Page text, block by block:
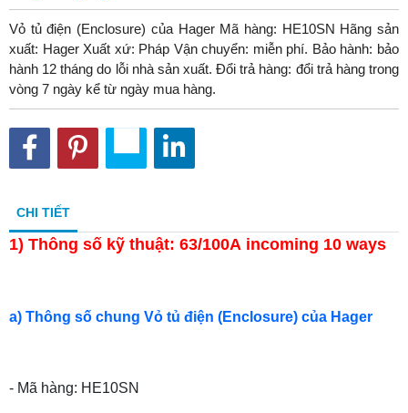
Vỏ tủ điện (Enclosure) của Hager Mã hàng: HE10SN Hãng sản
xuất: Hager Xuất xứ: Pháp Vận chuyển: miễn phí. Bảo hành: bảo
hành 12 tháng do lỗi nhà sản xuất. Đổi trả hàng: đổi trả hàng trong
vòng 7 ngày kể từ ngày mua hàng.
CHI TIẾT
1) Thông số kỹ thuật: 63/100A incoming 10 ways
a) Thông số chung Vỏ tủ điện (Enclosure) của Hager
- Mã hàng: HE10SN